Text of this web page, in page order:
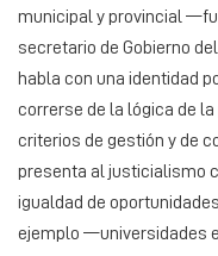
municipal y provincial
secretario de Gobierno
habla con una identidad
correrse de la lógica de
criterios de gestión y de
presenta al justicialismo
igualdad de
ejemplo —universidades